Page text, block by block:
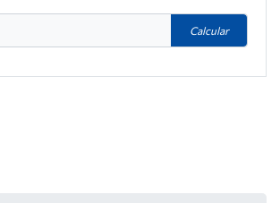
Calcular